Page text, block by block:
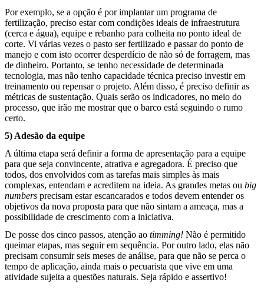
Por exemplo, se a opção é por implantar um programa de
fertilização, preciso estar com condições ideais de infraestrutura
(cerca e água), equipe e rebanho para colheita no ponto ideal de
corte. Vi várias vezes o pasto ser fertilizado e passar do ponto de
manejo e com isto ocorrer desperdício de não só de forragem, mas
de dinheiro. Portanto, se tenho necessidade de determinada
tecnologia, mas não tenho capacidade técnica preciso investir em
treinamento ou repensar o projeto. Além disso, é preciso definir as
métricas de sustentação. Quais serão os indicadores, no meio do
processo, que irão me mostrar que o barco está seguindo o rumo
certo.
5) Adesão da equipe
A última etapa será definir a forma de apresentação para a equipe
para que seja convincente, atrativa e agregadora. É preciso que
todos, dos envolvidos com as tarefas mais simples às mais
complexas, entendam e acreditem na ideia. As grandes metas ou big
numbers precisam estar escancarados e todos devem entender os
objetivos da nova proposta para que não sintam a ameaça, mas a
possibilidade de crescimento com a iniciativa.
De posse dos cinco passos, atenção ao timming! Não é permitido
queimar etapas, mas seguir em sequência. Por outro lado, elas não
precisam consumir seis meses de análise, para que não se perca o
tempo de aplicação, ainda mais o pecuarista que vive em uma
atividade sujeita a questões naturais. Seja rápido e assertivo!